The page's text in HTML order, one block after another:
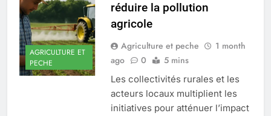
AGRICULTURE ET
PECHE
réduire la pollution
agricole
Agriculture et peche
1 month
ago
0 5 mins
Les collectivités rurales et les
acteurs locaux multiplient les
initiatives pour atténuer l’impact